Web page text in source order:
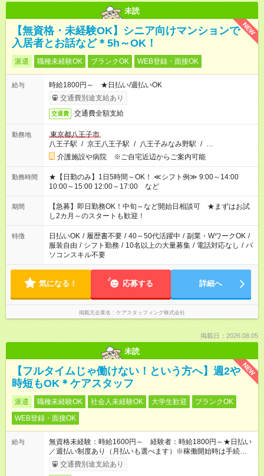
未読
NEW
【無資格・未経験OK】シニア向けマンションで
入居者とお話など＊5h～OK！
派遣 職種未経験OK ブランクOK WEB登録・面接OK
給与
時給1800円～ ★日払い/週払いOK
交通費別途支給あり
交通費 交通費全額支給
勤務地
東京都八王子市
八王子駅 / 京王八王子駅 / 八王子みなみ野駅 / …
介護施設や病院 ※ご自宅近辺からご案内可能
勤務時間
★【日勤のみ】1日5時間～OK！ ≪シフト例≫ 9:00～14:00
10:00～15:00 12:00～17:00 など
期間
【急募】即日勤務OK！中旬～など開始日相談可 ★まずはお試
し2カ月～のスタートも歓迎！
特徴 日払いOK / 履歴書不要 / 40～50代活躍中 / 副業・WワークOK /
服装自由 / シフト勤務 / 10名以上の大量募集 / 電話対応なし / パ
ソコンスキル不要
気になる！ 応募する 詳細へ
掲載元企業名 ケアスタッフィング株式会社
掲載日：2026.08.05
未読
NEW
【フルタイムじゃ働けない！という方へ】週2や
時短もOK＊ケアスタッフ
派遣 職種未経験OK 社会人未経験OK 大学生歓迎
ブランクOK
WEB登録・面接OK
給与
無資格未経験：時給1600円～ 経験者：時給1800円～★日払い
／週払い制度あり（月払いも選べます）※稼働開始時は手続き完
了次第のお支払いとなります。
交通費別途支給あり